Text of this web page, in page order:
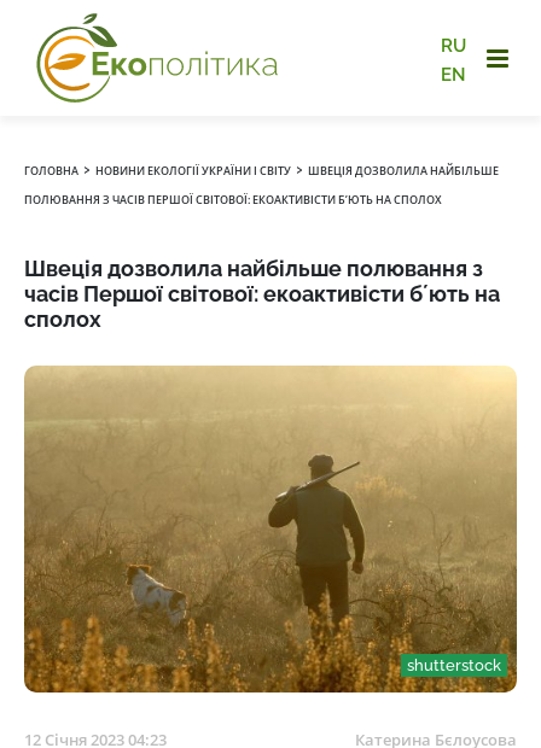
RU
EN
ГОЛОВНА › НОВИНИ ЕКОЛОГІЇ УКРАЇНИ І СВІТУ › ШВЕЦІЯ ДОЗВОЛИЛА НАЙБІЛЬШЕ
ПОЛЮВАННЯ З ЧАСІВ ПЕРШОЇ СВІТОВОЇ: ЕКОАКТИВІСТИ БʼЮТЬ НА СПОЛОХ
Швеція дозволила найбільше полювання з
часів Першої світової: екоактивісти бʼють на
сполох
shutterstock
12 Січня 2023 04:23 Катерина Бєлоусова